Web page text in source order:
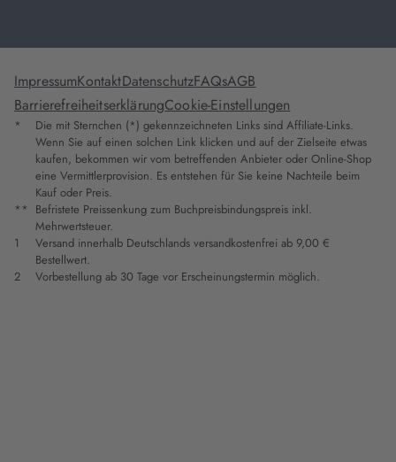
ImpressumKontaktDatenschutzFAQsAGB
BarrierefreiheitserklärungCookie-Einstellungen
*
Die mit Sternchen (*) gekennzeichneten Links sind Affiliate-Links.
Wenn Sie auf einen solchen Link klicken und auf der Zielseite etwas
kaufen, bekommen wir vom betreffenden Anbieter oder Online-Shop
eine Vermittlerprovision. Es entstehen für Sie keine Nachteile beim
Kauf oder Preis.
** Befristete Preissenkung zum Buchpreisbindungspreis inkl.
Mehrwertsteuer.
1
Versand innerhalb Deutschlands versandkostenfrei ab 9,00 €
Bestellwert.
2
Vorbestellung ab 30 Tage vor Erscheinungstermin möglich.